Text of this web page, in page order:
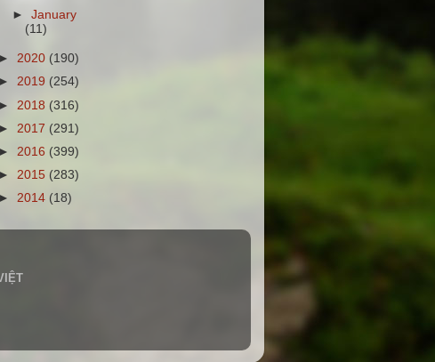
►January
(11)
► 2020 (190)
► 2019 (254)
► 2018 (316)
► 2017 (291)
► 2016 (399)
► 2015 (283)
► 2014 (18)